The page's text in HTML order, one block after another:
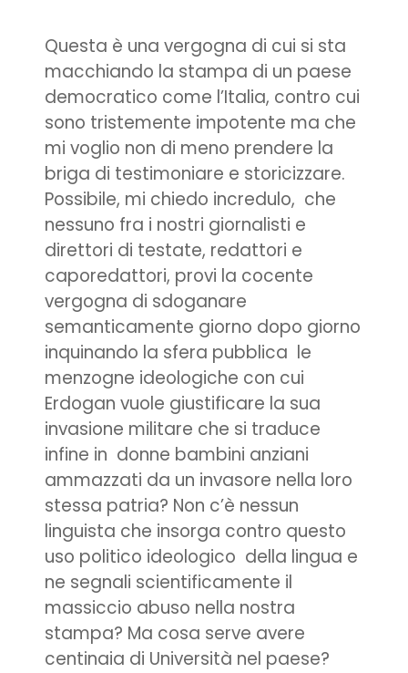
Questa è una vergogna di cui si sta
macchiando la stampa di un paese
democratico come l’Italia, contro cui
sono tristemente impotente ma che
mi voglio non di meno prendere la
briga di testimoniare e storicizzare.
Possibile, mi chiedo incredulo, che
nessuno fra i nostri giornalisti e
direttori di testate, redattori e
caporedattori, provi la cocente
vergogna di sdoganare
semanticamente giorno dopo giorno
inquinando la sfera pubblica le
menzogne ideologiche con cui
Erdogan vuole giustificare la sua
invasione militare che si traduce
infine in donne bambini anziani
ammazzati da un invasore nella loro
stessa patria? Non c’è nessun
linguista che insorga contro questo
uso politico ideologico della lingua e
ne segnali scientificamente il
massiccio abuso nella nostra
stampa? Ma cosa serve avere
centinaia di Università nel paese?